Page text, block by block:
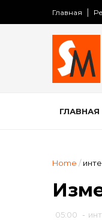
Главная
ГЛАВНАЯ
Home /
05:00 -